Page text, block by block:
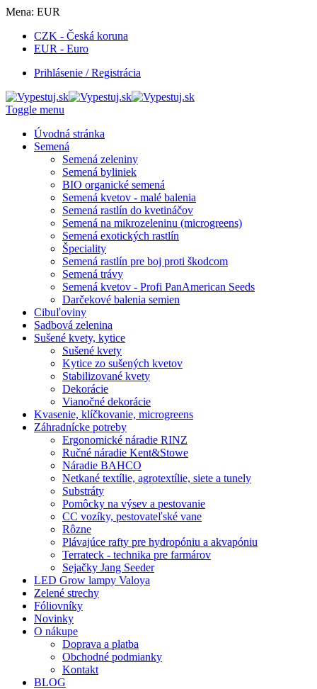
Mena: EUR
CZK - Česká koruna
EUR - Euro
Prihlásenie / Registrácia
Toggle menu
Úvodná stránka
Semená
Semená zeleniny
Semená byliniek
BIO organické semená
Semená kvetov - malé balenia
Semená rastlín do kvetináčov
Semená na mikrozeleninu (microgreens)
Semená exotických rastlín
Špeciality
Semená rastlín pre boj proti škodcom
Semená trávy
Semená kvetov - Profi PanAmerican Seeds
Darčekové balenia semien
Cibuľoviny
Sadbová zelenina
Sušené kvety, kytice
Sušené kvety
Kytice zo sušených kvetov
Stabilizované kvety
Dekorácie
Vianočné dekorácie
Kvasenie, klíčkovanie, microgreens
Záhradnícke potreby
Ergonomické náradie RINZ
Ručné náradie Kent&Stowe
Náradie BAHCO
Netkané textílie, agrotextílie, siete a tunely
Substráty
Pomôcky na výsev a pestovanie
CC vozíky, pestovateľské vane
Rôzne
Plávajúce rafty pre hydropóniu a akvapóniu
Terrateck - technika pre farmárov
Sejačky Jang Seeder
LED Grow lampy Valoya
Zelené strechy
Fóliovníky
Novinky
O nákupe
Doprava a platba
Obchodné podmianky
Kontakt
BLOG